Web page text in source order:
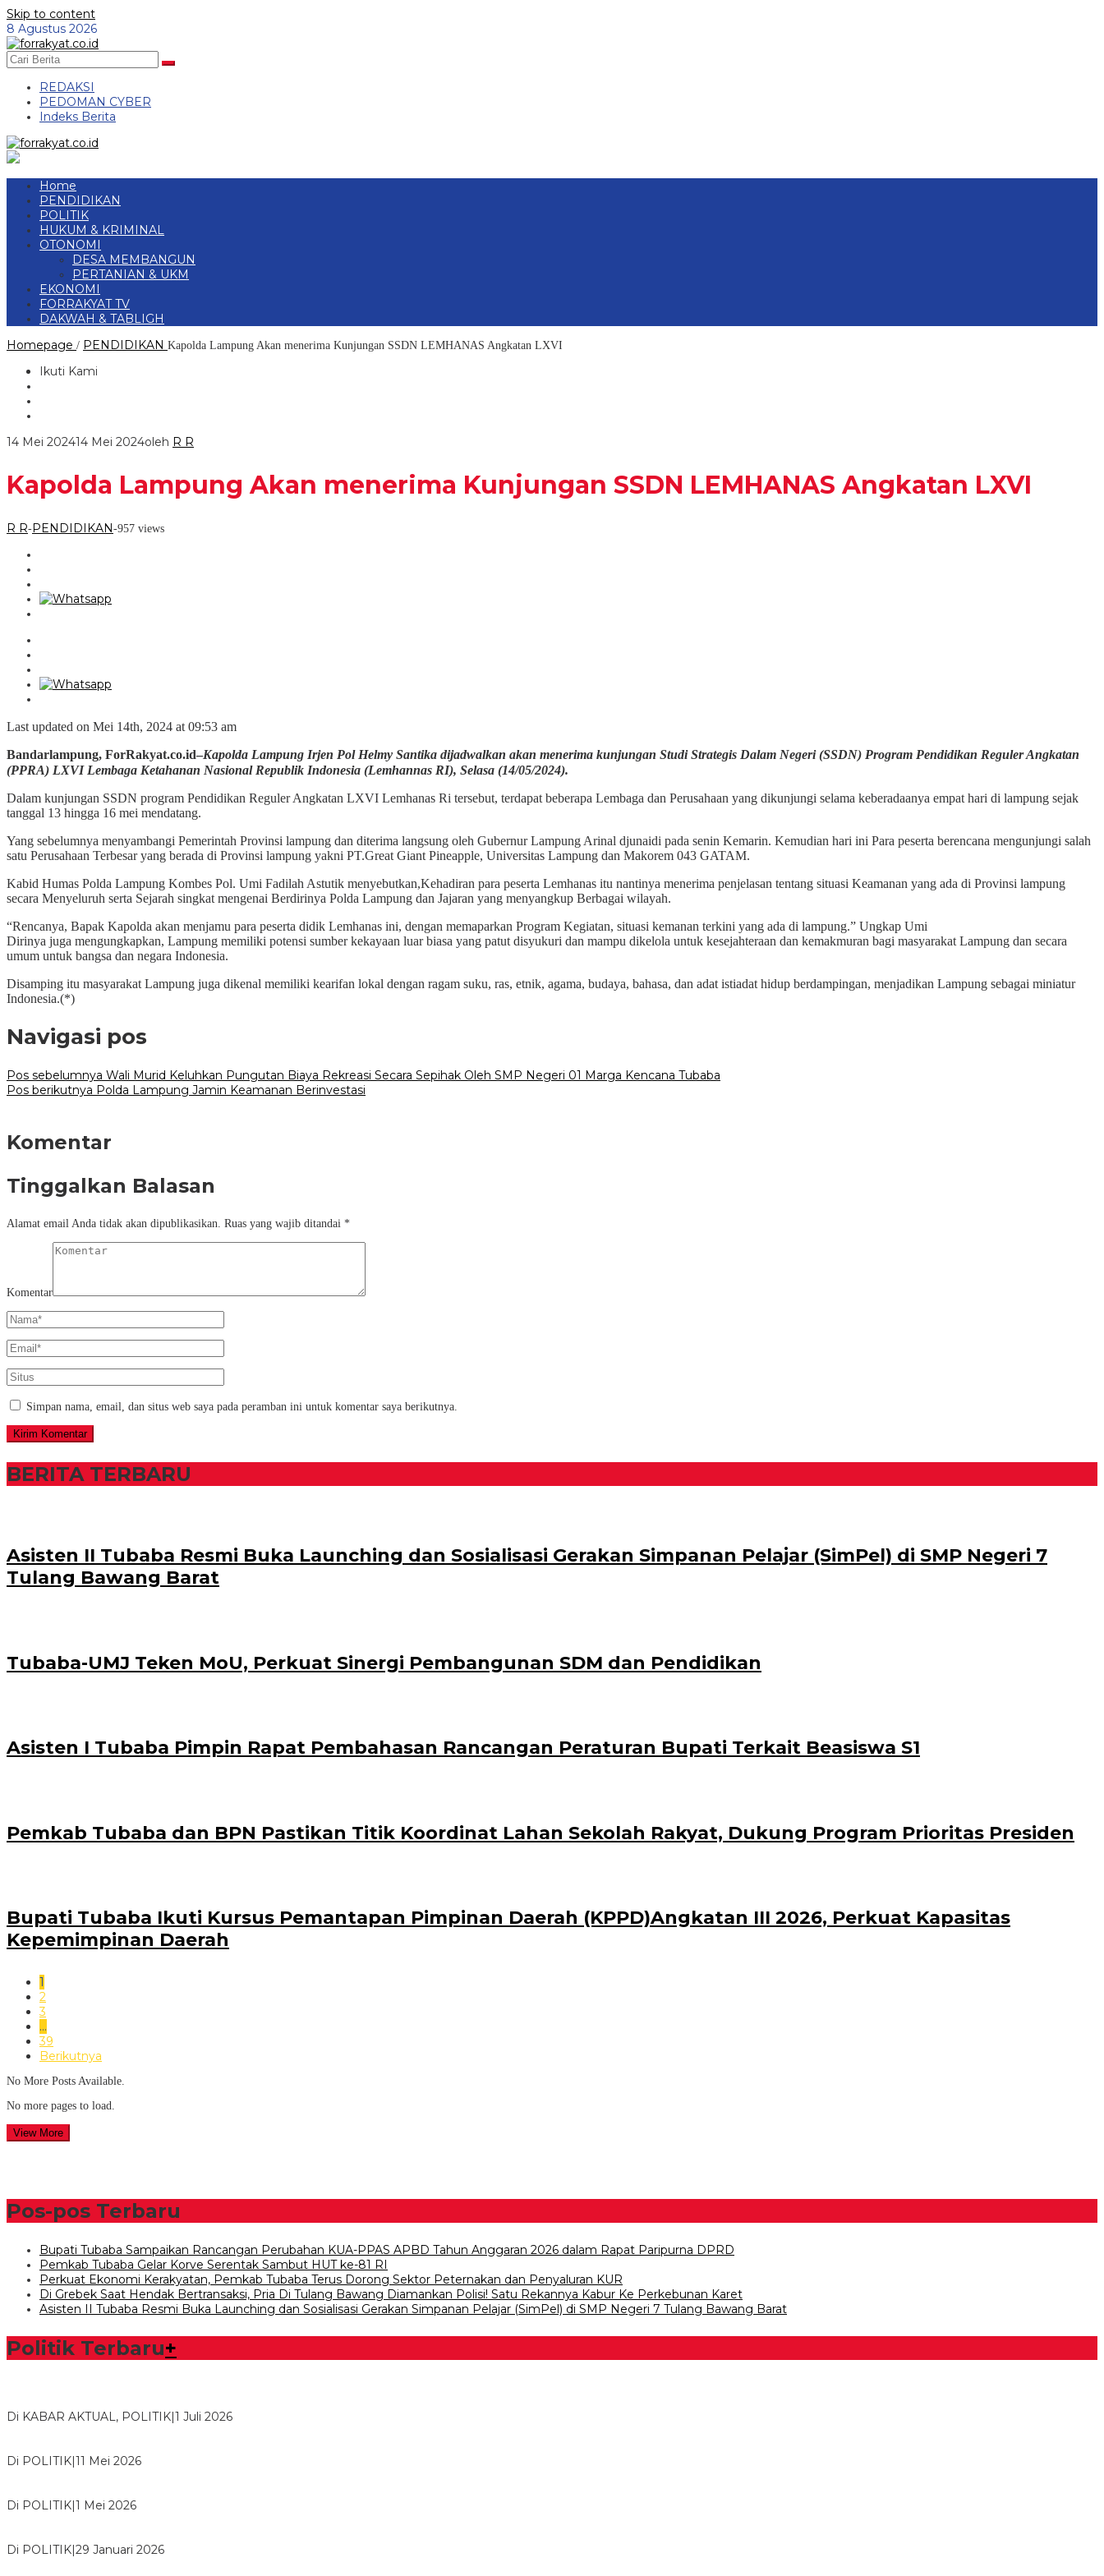
Skip to content
8 Agustus 2026
REDAKSI
PEDOMAN CYBER
Indeks Berita
Home
PENDIDIKAN
POLITIK
HUKUM & KRIMINAL
OTONOMI
DESA MEMBANGUN
PERTANIAN & UKM
EKONOMI
FORRAKYAT TV
DAKWAH & TABLIGH
Homepage / PENDIDIKAN Kapolda Lampung Akan menerima Kunjungan SSDN LEMHANAS Angkatan LXVI
Ikuti Kami
14 Mei 202414 Mei 2024oleh R R
Kapolda Lampung Akan menerima Kunjungan SSDN LEMHANAS Angkatan LXVI
R R-PENDIDIKAN-957 views
Last updated on Mei 14th, 2024 at 09:53 am
Bandarlampung, ForRakyat.co.id–Kapolda Lampung Irjen Pol Helmy Santika dijadwalkan akan menerima kunjungan Studi Strategis Dalam Negeri (SSDN) Program Pendidikan Reguler Angkatan
(PPRA) LXVI Lembaga Ketahanan Nasional Republik Indonesia (Lemhannas RI), Selasa (14/05/2024).
Dalam kunjungan SSDN program Pendidikan Reguler Angkatan LXVI Lemhanas Ri tersebut, terdapat beberapa Lembaga dan Perusahaan yang dikunjungi selama keberadaanya empat hari di lampung sejak
tanggal 13 hingga 16 mei mendatang.
Yang sebelumnya menyambangi Pemerintah Provinsi lampung dan diterima langsung oleh Gubernur Lampung Arinal djunaidi pada senin Kemarin. Kemudian hari ini Para peserta berencana mengunjungi salah
satu Perusahaan Terbesar yang berada di Provinsi lampung yakni PT.Great Giant Pineapple, Universitas Lampung dan Makorem 043 GATAM.
Kabid Humas Polda Lampung Kombes Pol. Umi Fadilah Astutik menyebutkan,Kehadiran para peserta Lemhanas itu nantinya menerima penjelasan tentang situasi Keamanan yang ada di Provinsi lampung
secara Menyeluruh serta Sejarah singkat mengenai Berdirinya Polda Lampung dan Jajaran yang menyangkup Berbagai wilayah.
“Rencanya, Bapak Kapolda akan menjamu para peserta didik Lemhanas ini, dengan memaparkan Program Kegiatan, situasi kemanan terkini yang ada di lampung.” Ungkap Umi
Dirinya juga mengungkapkan, Lampung memiliki potensi sumber kekayaan luar biasa yang patut disyukuri dan mampu dikelola untuk kesejahteraan dan kemakmuran bagi masyarakat Lampung dan secara
umum untuk bangsa dan negara Indonesia.
Disamping itu masyarakat Lampung juga dikenal memiliki kearifan lokal dengan ragam suku, ras, etnik, agama, budaya, bahasa, dan adat istiadat hidup berdampingan, menjadikan Lampung sebagai miniatur
Indonesia.(*)
Navigasi pos
Pos sebelumnya Wali Murid Keluhkan Pungutan Biaya Rekreasi Secara Sepihak Oleh SMP Negeri 01 Marga Kencana Tubaba
Pos berikutnya Polda Lampung Jamin Keamanan Berinvestasi
Komentar
Tinggalkan Balasan
Alamat email Anda tidak akan dipublikasikan. Ruas yang wajib ditandai *
Komentar
Simpan nama, email, dan situs web saya pada peramban ini untuk komentar saya berikutnya.
BERITA TERBARU
Asisten II Tubaba Resmi Buka Launching dan Sosialisasi Gerakan Simpanan Pelajar (SimPel) di SMP Negeri 7
Tulang Bawang Barat
Tubaba-UMJ Teken MoU, Perkuat Sinergi Pembangunan SDM dan Pendidikan
Asisten I Tubaba Pimpin Rapat Pembahasan Rancangan Peraturan Bupati Terkait Beasiswa S1
Pemkab Tubaba dan BPN Pastikan Titik Koordinat Lahan Sekolah Rakyat, Dukung Program Prioritas Presiden
Bupati Tubaba Ikuti Kursus Pemantapan Pimpinan Daerah (KPPD)Angkatan III 2026, Perkuat Kapasitas
Kepemimpinan Daerah
1
2
3
…
39
Berikutnya
No More Posts Available.
No more pages to load.
View More
Pos-pos Terbaru
Bupati Tubaba Sampaikan Rancangan Perubahan KUA-PPAS APBD Tahun Anggaran 2026 dalam Rapat Paripurna DPRD
Pemkab Tubaba Gelar Korve Serentak Sambut HUT ke-81 RI
Perkuat Ekonomi Kerakyatan, Pemkab Tubaba Terus Dorong Sektor Peternakan dan Penyaluran KUR
Di Grebek Saat Hendak Bertransaksi, Pria Di Tulang Bawang Diamankan Polisi! Satu Rekannya Kabur Ke Perkebunan Karet
Asisten II Tubaba Resmi Buka Launching dan Sosialisasi Gerakan Simpanan Pelajar (SimPel) di SMP Negeri 7 Tulang Bawang Barat
Politik Terbaru+
Di KABAR AKTUAL, POLITIK 1 Juli 2026
Di POLITIK 11 Mei 2026
Di POLITIK 1 Mei 2026
Di POLITIK 29 Januari 2026